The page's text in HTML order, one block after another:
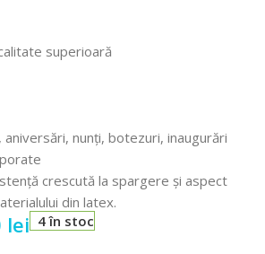
superioară
nunți, botezuri, inaugurări
crescută la spargere și aspect
din latex.
lei 4 în stoc